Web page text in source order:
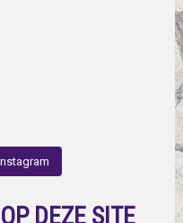
DEZE SITE